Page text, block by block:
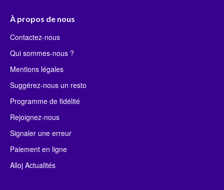
À propos de nous
Contactez-nous
Qui sommes-nous ?
Mentions légales
Suggérez-nous un resto
Programme de fidélité
Rejoignez-nous
Signaler une erreur
Paiement en ligne
Alloj Actualités